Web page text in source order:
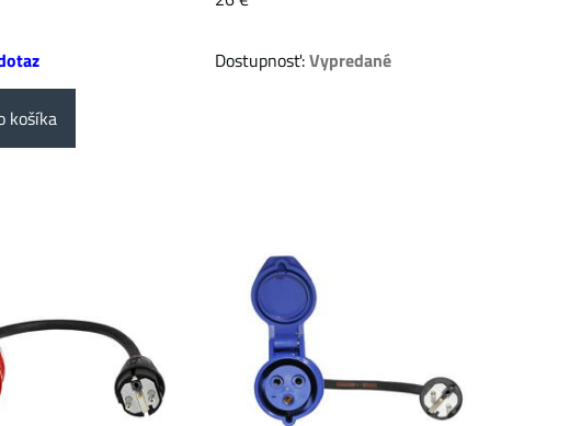
košíka
Dostupnosť:Vypredané